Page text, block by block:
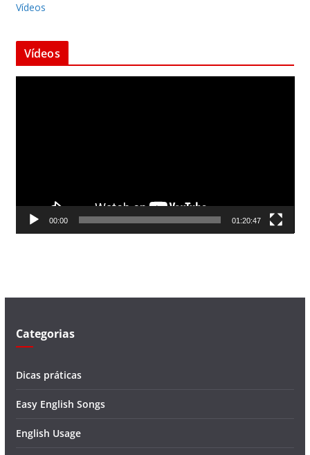
Vídeos
Vídeos
d
00:00 01:20:47
Categorias
Dicas práticas
Easy English Songs
English Usage